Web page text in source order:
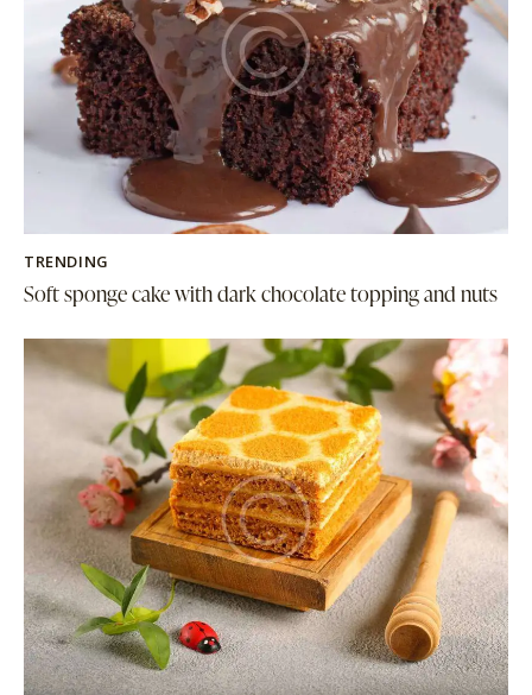
TRENDING
Soft sponge cake with dark chocolate topping and nuts